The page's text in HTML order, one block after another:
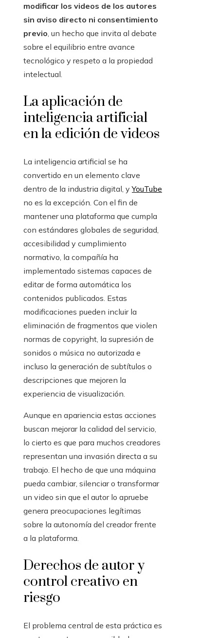
modificar los videos de los autores
sin aviso directo ni consentimiento
previo, un hecho que invita al debate
sobre el equilibrio entre avance
tecnológico y respeto a la propiedad
intelectual.
La aplicación de
inteligencia artificial
en la edición de videos
La inteligencia artificial se ha
convertido en un elemento clave
dentro de la industria digital, yYouTube
no es la excepción. Con el fin de
mantener una plataforma que cumpla
con estándares globales de seguridad,
accesibilidad y cumplimiento
normativo, la compañía ha
implementado sistemas capaces de
editar de forma automática los
contenidos publicados. Estas
modificaciones pueden incluir la
eliminación de fragmentos que violen
normas de copyright, la supresión de
sonidos o música no autorizada e
incluso la generación de subtítulos o
descripciones que mejoren la
experiencia de visualización.
Aunque en apariencia estas acciones
buscan mejorar la calidad del servicio,
lo cierto es que para muchos creadores
representan una invasión directa a su
trabajo. El hecho de que una máquina
pueda cambiar, silenciar o transformar
un video sin que el autor lo apruebe
genera preocupaciones legítimas
sobre la autonomía del creador frente
a la plataforma.
Derechos de autor y
control creativo en
riesgo
El problema central de esta práctica es